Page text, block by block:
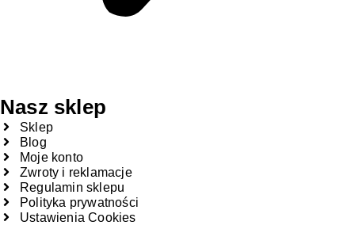
Nasz sklep
Sklep
Blog
Moje konto
Zwroty i reklamacje
Regulamin sklepu
Polityka prywatności
Ustawienia Cookies